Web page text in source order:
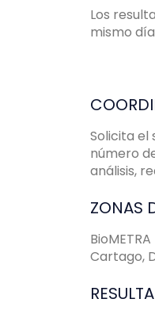
Los
mismo
Solicita el
número
análisis,
ZONAS
Cartago,